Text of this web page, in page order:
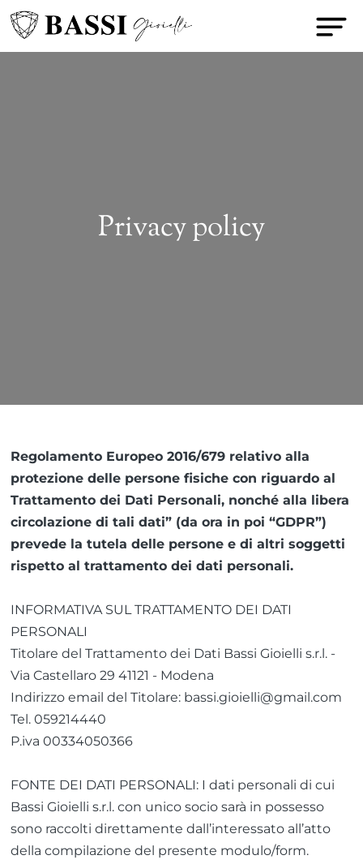
Privacy policy
Regolamento Europeo 2016/679 relativo alla
protezione delle persone fisiche con riguardo al
Trattamento dei Dati Personali, nonché alla libera
circolazione di tali dati” (da ora in poi “GDPR”)
prevede la tutela delle persone e di altri soggetti
rispetto al trattamento dei dati personali.
INFORMATIVA SUL TRATTAMENTO DEI DATI
PERSONALI
Titolare del Trattamento dei Dati Bassi Gioielli s.r.l. -
Via Castellaro 29 41121 - Modena
Indirizzo email del Titolare: bassi.gioielli@gmail.com
Tel.059214440
P.iva 00334050366
FONTE DEI DATI PERSONALI: I dati personali di cui
Bassi Gioielli s.r.l. con unico socio sarà in possesso
sono raccolti direttamente dall’interessato all’atto
della compilazione del presente modulo/form.